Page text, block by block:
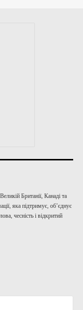
Британії, Канаді та
яка підтримує, об’єднує
чесність і відкритий